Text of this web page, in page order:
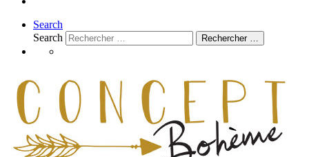
Search
Search
Rechercher …